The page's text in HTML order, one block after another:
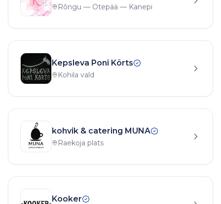
Rõngu — Otepää — Kanepi
Kepsleva Poni Kõrts
Kohila vald
kohvik & catering MUNA
Raekoja plats
Kooker